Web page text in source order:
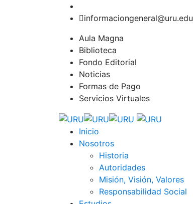
informaciongeneral@uru.edu
Aula Magna
Biblioteca
Fondo Editorial
Noticias
Formas de Pago
Servicios Virtuales
Inicio
Nosotros
Historia
Autoridades
Misión, Visión, Valores
Responsabilidad Social